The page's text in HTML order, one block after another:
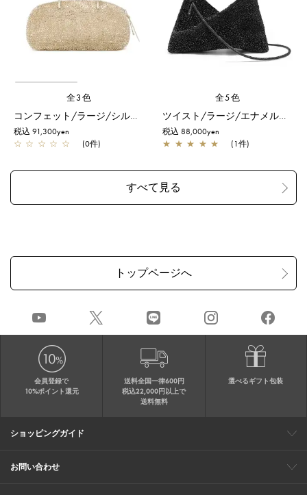
全3色
コンフェット/ラージ/シルバーゴールド
税込 91,300yen
☆ ☆ ☆ ☆ ☆ (0件)
全5色
ツイスト/ラージ/エナメルブラック
税込 88,000yen
★ ★ ★ ★ ★ (1件)
会員登録で
10%ポイント還元
送料全国一律600円
税込22,000円以上で
送料無料
選べるギフト包装
ショッピングガイド
会員特典
ご購入・配送について
返品について
ギフト包装
FAQ
サイトマップ
お問い合わせ